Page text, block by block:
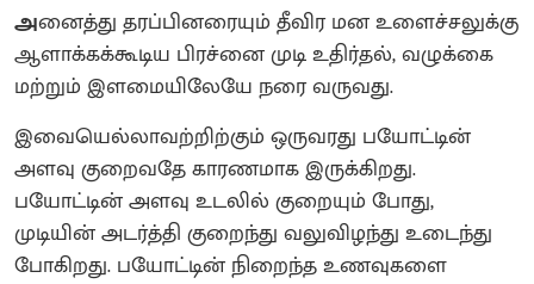
அனைத்து தரப்பினரையும் தீவிர மன உளைச்சலுக்கு
ஆளாக்கக்கூடிய பிரச்னை முடி உதிர்தல், வழுக்கை
மற்றும் இளமையிலேயே நரை வருவது.
இவையெல்லாவற்றிற்கும் ஒருவரது பயோட்டின்
அளவு குறைவதே காரணமாக இருக்கிறது.
பயோட்டின் அளவு உடலில் குறையும் போது,
முடியின் அடர்த்தி குறைந்து வலுவிழந்து உடைந்து
போகிறது. பயோட்டின் நிறைந்த உணவுகளை